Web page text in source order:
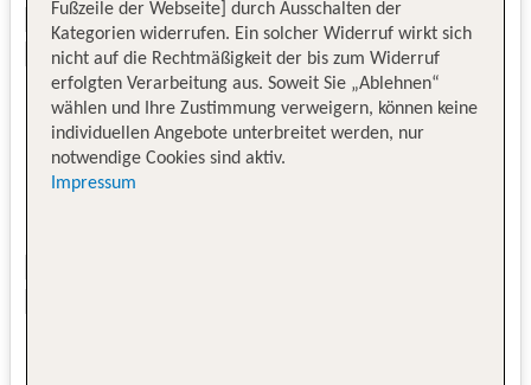
Fußzeile der Webseite] durch Ausschalten der
Kategorien widerrufen. Ein solcher Widerruf wirkt sich
nicht auf die Rechtmäßigkeit der bis zum Widerruf
erfolgten Verarbeitung aus. Soweit Sie „Ablehnen“
wählen und Ihre Zustimmung verweigern, können keine
individuellen Angebote unterbreitet werden, nur
notwendige Cookies sind aktiv.
Impressum